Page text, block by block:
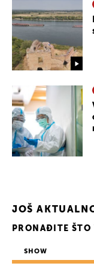
JOŠ
PRONAĐITE ŠTO
SHOW